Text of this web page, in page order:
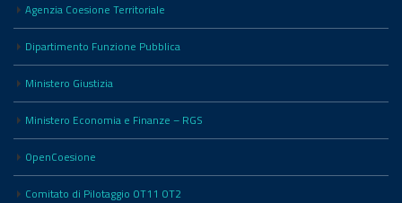
Agenzia Coesione Territoriale
Dipartimento Funzione Pubblica
Ministero Giustizia
Ministero Economia e Finanze – RGS
OpenCoesione
Comitato di Pilotaggio OT11 OT2